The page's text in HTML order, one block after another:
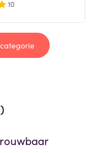
10